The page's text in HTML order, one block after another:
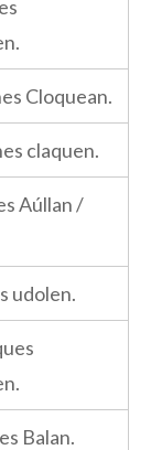
Cloquean.
claquen.
Aúllan /
udolen.
Balan.